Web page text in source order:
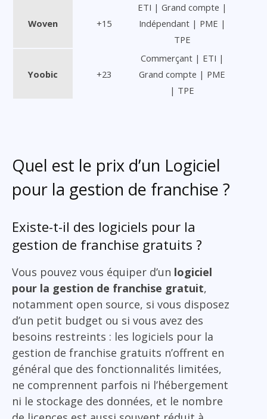
Woven +15
ETI | Grand compte |
Indépendant | PME |
TPE
Yoobic +23
Commerçant | ETI |
Grand compte | PME
| TPE
Quel est le prix d’un Logiciel
pour la gestion de franchise ?
Existe-t-il des logiciels pour la
gestion de franchise gratuits ?
Vous pouvez vous équiper d’un logiciel
pour la gestion de franchise gratuit,
notamment open source, si vous disposez
d’un petit budget ou si vous avez des
besoins restreints : les logiciels pour la
gestion de franchise gratuits n’offrent en
général que des fonctionnalités limitées,
ne comprennent parfois ni l’hébergement
ni le stockage des données, et le nombre